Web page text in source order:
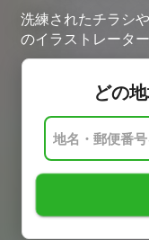
洗練されたチラシ
のイラストレータ
どの